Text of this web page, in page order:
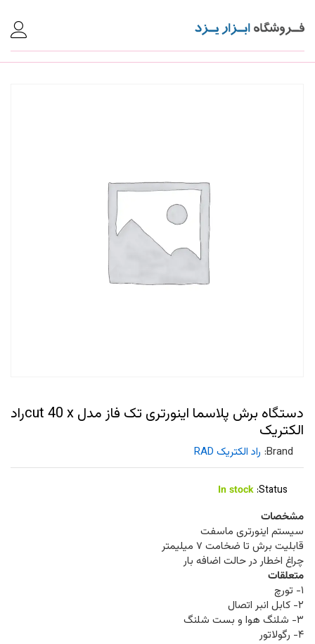
دستگاه برش پلاسما اینورتری تک فاز مدل cut 40 xراد
الکتریک
Brand: راد الکتریک RAD
Status:
In stock
مشخصات
سیستم اینورتری ماسفت
قابلیت برش تا ضخامت ۷ میلیمتر
چراغ اخطار در حالت اضافه بار
متعلقات
۱- تورچ
۲- کابل انبر اتصال
۳- شلنگ هوا و بست شلنگ
۴- رگولاتور